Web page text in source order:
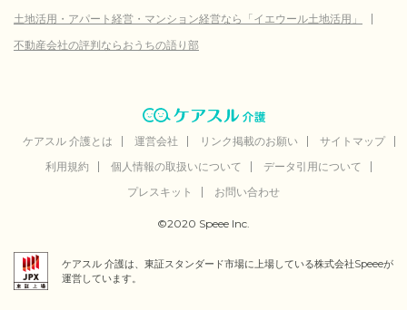
土地活用・アパート経営・マンション経営なら「イエウール土地活用」
不動産会社の評判ならおうちの語り部
ケアスル 介護とは 運営会社 リンク掲載のお願い
サイトマップ
利用規約
個人情報の取扱いについて
データ引用について
プレスキット
お問い合わせ
©2020 Speee Inc.
ケアスル 介護は、東証スタンダード市場に上場している株式会社Speeeが
運営しています。